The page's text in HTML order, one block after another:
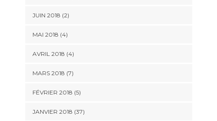
JUIN 2018 (2)
MAI 2018 (4)
AVRIL 2018 (4)
MARS 2018 (7)
FÉVRIER 2018 (5)
JANVIER 2018 (37)